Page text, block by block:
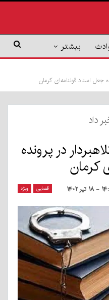
بیشتر
جعل اسناد قولنامه‌ای کرمان
داد
در پرونده
کرمان
قضایی ویژه ۱۴۰۲